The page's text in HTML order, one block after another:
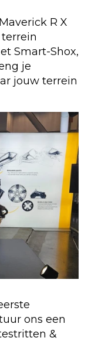
R X
Smart-Shox,
je
jouw terrein
ons een
&